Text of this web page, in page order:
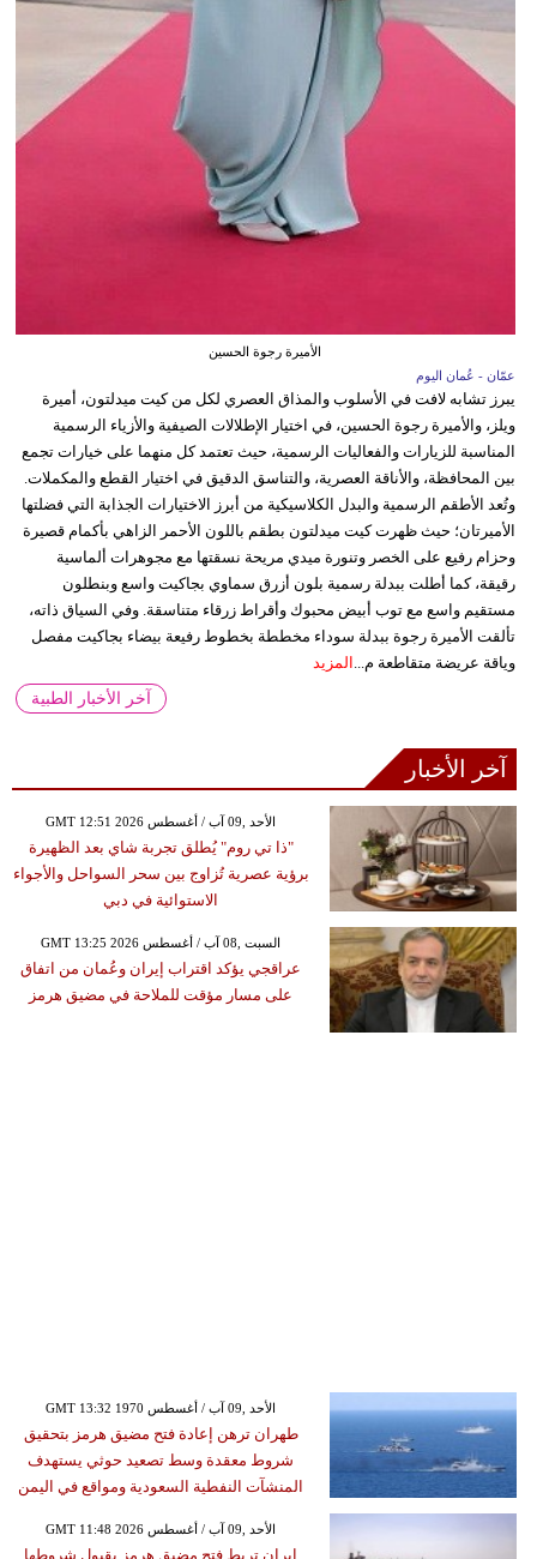
الأميرة رجوة الحسين
عمّان - عُمان اليوم
يبرز تشابه لافت في الأسلوب والمذاق العصري لكل من كيت ميدلتون، أميرة
ويلز، والأميرة رجوة الحسين، في اختيار الإطلالات الصيفية والأزياء الرسمية
المناسبة للزيارات والفعاليات الرسمية، حيث تعتمد كل منهما على خيارات تجمع
بين المحافظة، والأناقة العصرية، والتناسق الدقيق في اختيار القطع والمكملات.
وتُعد الأطقم الرسمية والبدل الكلاسيكية من أبرز الاختيارات الجذابة التي فضلتها
الأميرتان؛ حيث ظهرت كيت ميدلتون بطقم باللون الأحمر الزاهي بأكمام قصيرة
وحزام رفيع على الخصر وتنورة ميدي مريحة نسقتها مع مجوهرات ألماسية
رقيقة، كما أطلت ببدلة رسمية بلون أزرق سماوي بجاكيت واسع وبنطلون
مستقيم واسع مع توب أبيض محبوك وأقراط زرقاء متناسقة. وفي السياق ذاته،
تألقت الأميرة رجوة ببدلة سوداء مخططة بخطوط رفيعة بيضاء بجاكيت مفصل
وياقة عريضة متقاطعة م... المزيد
آخر الأخبار الطبية
آخر الأخبار
GMT 12:51 2026 الأحد ,09 آب / أغسطس
"ذا تي روم" يُطلق تجربة شاي بعد الظهيرة
برؤية عصرية تُزاوج بين سحر السواحل والأجواء
الاستوائية في دبي
GMT 13:25 2026 السبت ,08 آب / أغسطس
عراقجي يؤكد اقتراب إيران وعُمان من اتفاق
على مسار مؤقت للملاحة في مضيق هرمز
GMT 13:32 1970 الأحد ,09 آب / أغسطس
طهران ترهن إعادة فتح مضيق هرمز بتحقيق
شروط معقدة وسط تصعيد حوثي يستهدف
المنشآت النفطية السعودية ومواقع في اليمن
GMT 11:48 2026 الأحد ,09 آب / أغسطس
إيران تربط فتح مضيق هرمز بقبول شروطها